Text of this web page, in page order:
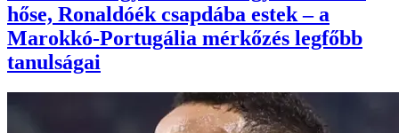
hőse, Ronaldóék csapdába estek – a
Marokkó-Portugália mérkőzés legfőbb
tanulságai